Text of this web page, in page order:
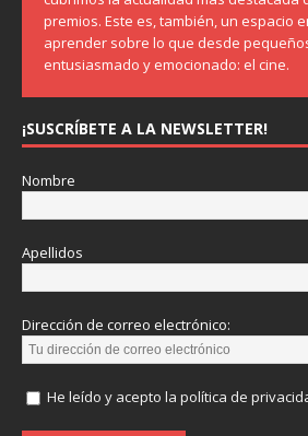
premios. Este es, también, un espacio
aprender sobre lo que desde
entusiasmado y emocionado: el cine.
¡SUSCRÍBETE A LA NEWSLETTER!
Nombre
Apellidos
Dirección de correo electrónico:
He leído y acepto la política de